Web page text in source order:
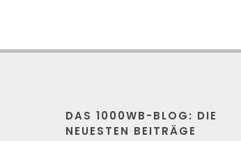
DAS 1000WB-BLOG: DIE
NEUESTEN BEITRÄGE